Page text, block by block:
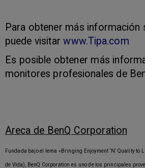
Para obtener más información
puede visitarwww.Tipa.com
Es posible obtener más
monitores profesionales de
Areca de BenQ Corporation
Fundada bajo el lema «Bringing Enjoyment ‘N’ Quality to
de Vida), BenQ Corporation es uno de los principales